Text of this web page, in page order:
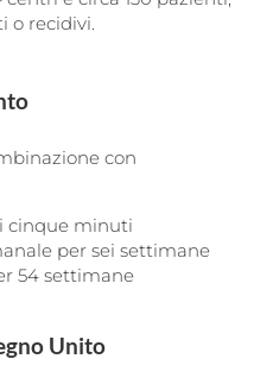
o recidivi.
con
cinque minuti
per sei settimane
54 settimane
Unito